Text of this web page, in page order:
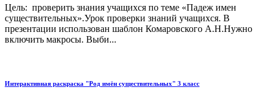
Цель: проверить знания учащихся по теме «Падеж имен
существительных».Урок проверки знаний учащихся. В
презентации использован шаблон Комаровского А.Н.Нужно
включить макросы. Выби...
Интерактивная раскраска "Род имён существительных" 3 класс